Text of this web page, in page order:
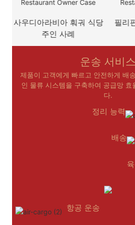
사우디아라비아 훠궈 식당
주인 사례
필리
운송 서비스
제품이 고객에게 빠르고 안전하게 배
인 물류 시스템을 구축하여 공급망 효
다.
정리 능력
배송
항공 운송